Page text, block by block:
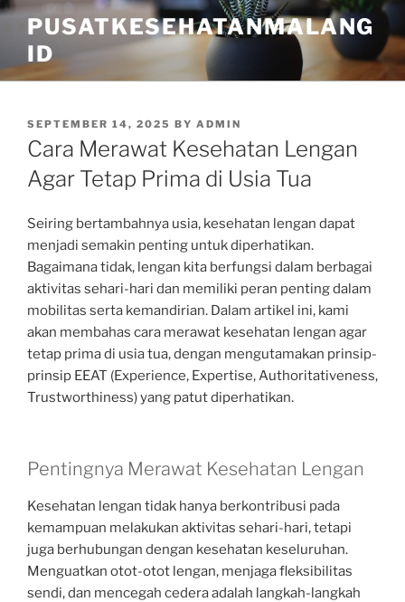
Skip
content
PUSATKESEHATANMALANG
ID
POSTED
ON
SEPTEMBER 14, 2025 BY ADMIN
Cara Merawat Kesehatan Lengan
Agar Tetap Prima di Usia Tua
Seiring bertambahnya usia, kesehatan lengan dapat
menjadi semakin penting untuk diperhatikan.
Bagaimana tidak, lengan kita berfungsi dalam berbagai
aktivitas sehari-hari dan memiliki peran penting dalam
mobilitas serta kemandirian. Dalam artikel ini, kami
akan membahas cara merawat kesehatan lengan agar
tetap prima di usia tua, dengan mengutamakan prinsip-
prinsip EEAT (Experience, Expertise, Authoritativeness,
Trustworthiness) yang patut diperhatikan.
Pentingnya Merawat Kesehatan Lengan
Kesehatan lengan tidak hanya berkontribusi pada
kemampuan melakukan aktivitas sehari-hari, tetapi
juga berhubungan dengan kesehatan keseluruhan.
Menguatkan otot-otot lengan, menjaga fleksibilitas
sendi, dan mencegah cedera adalah langkah-langkah